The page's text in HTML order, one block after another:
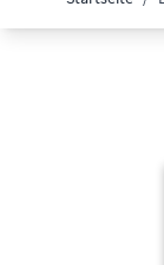
Click to